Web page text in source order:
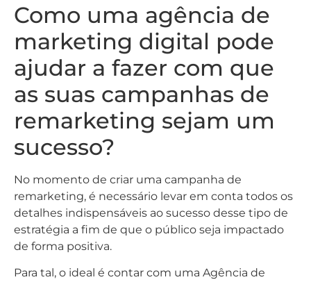
Como uma agência de
marketing digital pode
ajudar a fazer com que
as suas campanhas de
remarketing sejam um
sucesso?
No momento de criar uma campanha de
remarketing, é necessário levar em conta todos os
detalhes indispensáveis ao sucesso desse tipo de
estratégia a fim de que o público seja impactado
de forma positiva.
Para tal, o ideal é contar com uma Agência de